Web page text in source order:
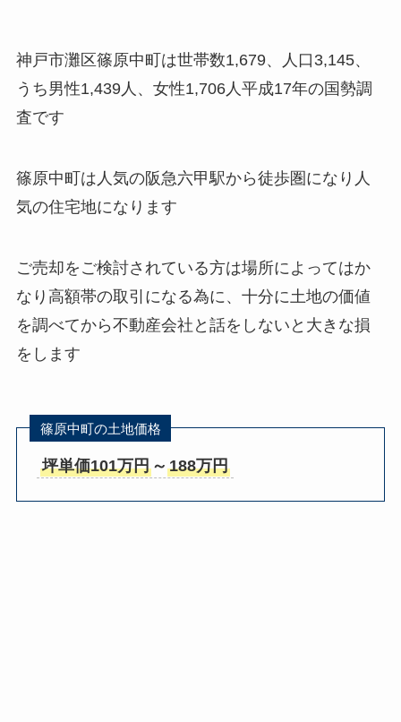
神戸市灘区篠原中町は世帯数1,679、人口3,145、
うち男性1,439人、女性1,706人平成17年の国勢調
査です
篠原中町は人気の阪急六甲駅から徒歩圏になり人
気の住宅地になります
ご売却をご検討されている方は場所によってはか
なり高額帯の取引になる為に、十分に土地の価値
を調べてから不動産会社と話をしないと大きな損
をします
篠原中町の土地価格
坪単価101万円 ～188万円